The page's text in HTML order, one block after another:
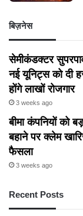
बिज़नेस
सेमीकंडक्टर
नई यूनिट्स को दी
होंगे लाखों रोजगार
3 weeks ago
बीमा कंपनियों को
बहाने पर क्लेम
फैसला
3 weeks ago
Recent Posts